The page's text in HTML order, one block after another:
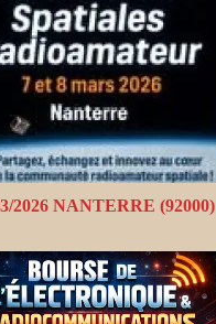
2026 NANTERRE (92000)